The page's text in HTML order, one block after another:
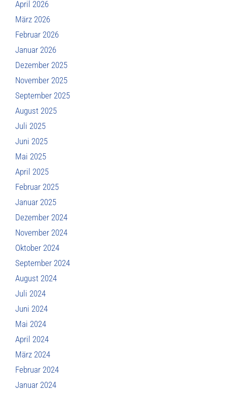
April 2026
März 2026
Februar 2026
Januar 2026
Dezember 2025
November 2025
September 2025
August 2025
Juli 2025
Juni 2025
Mai 2025
April 2025
Februar 2025
Januar 2025
Dezember 2024
November 2024
Oktober 2024
September 2024
August 2024
Juli 2024
Juni 2024
Mai 2024
April 2024
März 2024
Februar 2024
Januar 2024